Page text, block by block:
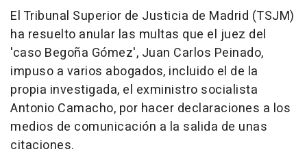
El Tribunal Superior de Justicia de Madrid (TSJM)
ha resuelto anular las multas que el juez del
'caso Begoña Gómez', Juan Carlos Peinado,
impuso a varios abogados, incluido el de la
propia investigada, el exministro socialista
Antonio Camacho, por hacer declaraciones a los
medios de comunicación a la salida de unas
citaciones.